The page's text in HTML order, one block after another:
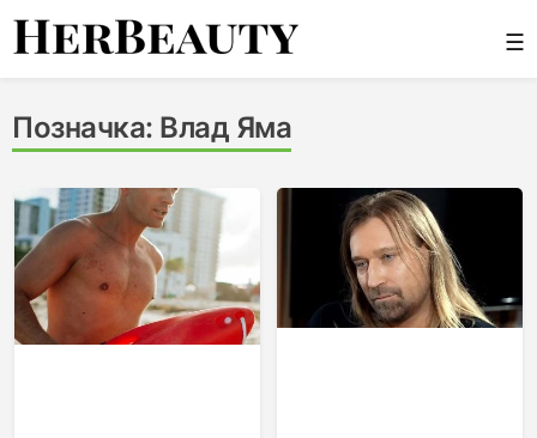
Skip
☰
Позначка: Влад Яма